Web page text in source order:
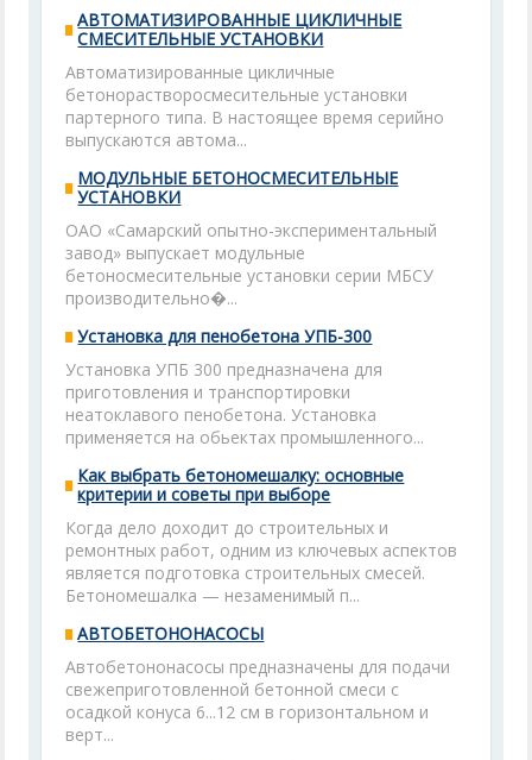
АВТОМАТИЗИРОВАННЫЕ ЦИКЛИЧНЫЕ
СМЕСИТЕЛЬНЫЕ УСТАНОВКИ
Автоматизированные цикличные
бетонорастворосмесительные установки
партерного типа. В настоящее время серийно
выпускаются автома...
МОДУЛЬНЫЕ БЕТОНОСМЕСИТЕЛЬНЫЕ
УСТАНОВКИ
ОАО «Самарский опытно-экспериментальный
завод» выпускает модульные
бетоносмесительные установки серии МБСУ
производительно�...
Установка для пенобетона УПБ-300
Установка УПБ 300 предназначена для
приготовления и транспортировки
неатоклавого пенобетона. Установка
применяется на обьектах промышленного...
Как выбрать бетономешалку: основные
критерии и советы при выборе
Когда дело доходит до строительных и
ремонтных работ, одним из ключевых аспектов
является подготовка строительных смесей.
Бетономешалка — незаменимый п...
АВТОБЕТОНОНАСОСЫ
Автобетононасосы предназначены для подачи
свежеприготовленной бетонной смеси с
осадкой конуса 6...12 см в горизонтальном и
верт...